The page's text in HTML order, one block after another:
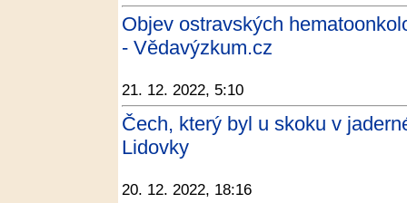
Objev ostravských
- Vědavýzkum.cz
21. 12. 2022, 5:10
Čech, který byl u skoku v
Lidovky
20. 12. 2022, 18:16